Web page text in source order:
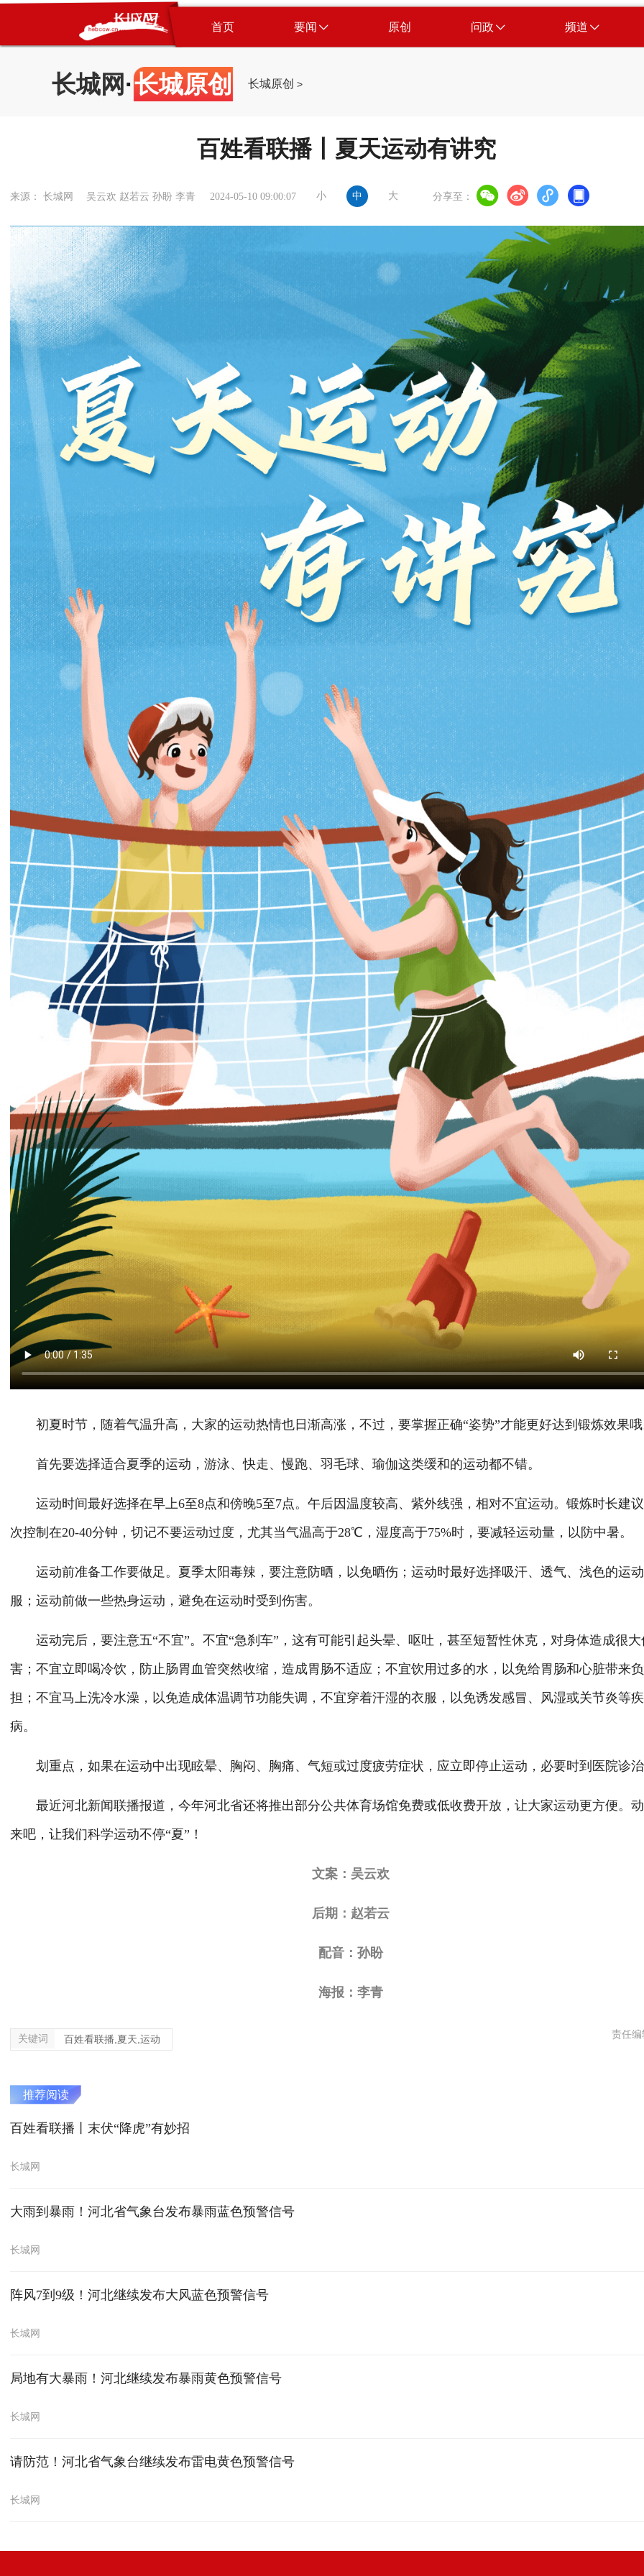
首页 要闻 原创 问政 频道
长城网 ·长城原创 长城原创 >
百姓看联播丨夏天运动有讲究
来源： 长城网 吴云欢 赵若云 孙盼 李青 2024-05-10 09:00:07 小 中 大 分享至：
初夏时节，随着气温升高，大家的运动热情也日渐高涨，不过，要掌握正确“姿势”才能更好达到锻炼效果哦
首先要选择适合夏季的运动，游泳、快走、慢跑、羽毛球、瑜伽这类缓和的运动都不错。
运动时间最好选择在早上6至8点和傍晚5至7点。午后因温度较高、紫外线强，相对不宜运动。锻炼时长建
次控制在20-40分钟，切记不要运动过度，尤其当气温高于28℃，湿度高于75%时，要减轻运动量，以防中暑。
运动前准备工作要做足。夏季太阳毒辣，要注意防晒，以免晒伤；运动时最好选择吸汗、透气、浅色的运动
服；运动前做一些热身运动，避免在运动时受到伤害。
运动完后，要注意五“不宜”。不宜“急刹车”，这有可能引起头晕、呕吐，甚至短暂性休克，对身体造成很大
害；不宜立即喝冷饮，防止肠胃血管突然收缩，造成胃肠不适应；不宜饮用过多的水，以免给胃肠和心脏带来负
担；不宜马上洗冷水澡，以免造成体温调节功能失调，不宜穿着汗湿的衣服，以免诱发感冒、风湿或关节炎等疾
病。
划重点，如果在运动中出现眩晕、胸闷、胸痛、气短或过度疲劳症状，应立即停止运动，必要时到医院诊治
最近河北新闻联播报道，今年河北省还将推出部分公共体育场馆免费或低收费开放，让大家运动更方便。
来吧，让我们科学运动不停“夏”！
文案：吴云欢
后期：赵若云
配音：孙盼
海报：李青
关键词 百姓看联播,夏天,运动 责任编
推荐阅读
百姓看联播丨末伏“降虎”有妙招
长城网
大雨到暴雨！河北省气象台发布暴雨蓝色预警信号
长城网
阵风7到9级！河北继续发布大风蓝色预警信号
长城网
局地有大暴雨！河北继续发布暴雨黄色预警信号
长城网
请防范！河北省气象台继续发布雷电黄色预警信号
长城网